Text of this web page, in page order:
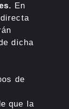
En
dicha
de
que la